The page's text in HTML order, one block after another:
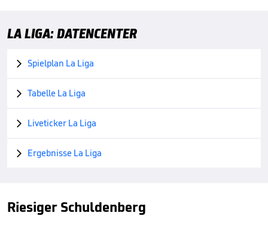
LA LIGA: DATENCENTER
 Spielplan La Liga
 Tabelle La Liga
 Liveticker La Liga
 Ergebnisse La Liga
Riesiger Schuldenberg